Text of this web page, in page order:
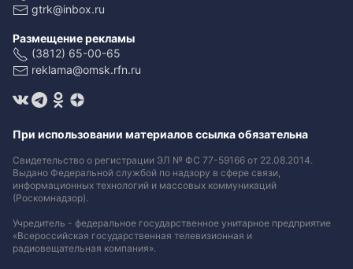
gtrk@inbox.ru
Размещение рекламы
(3812) 65-00-65
reklama@omsk.rfn.ru
При использовании материалов ссылка обязательна
Свидетельство о регистрации ЭЛ № ФС 77-59166 от 22.08.2014.
Выдано Федеральной службой по надзору в сфере связи,
информационных технологий и массовых коммуникаций
(Роскомнадзор).
Учредитель - федеральное государственное унитарное предприятие
«Всероссийская государственная телевизионная и
радиовещательная компания».